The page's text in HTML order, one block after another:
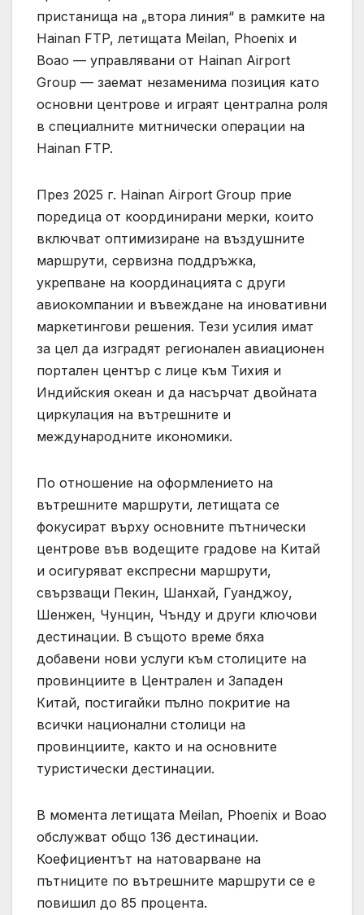
пристанища на „втора линия“ в рамките на
Hainan FTP, летищата Meilan, Phoenix и
Boao — управлявани от Hainan Airport
Group — заемат незаменима позиция като
основни центрове и играят централна роля
в специалните митнически операции на
Hainan FTP.
През 2025 г. Hainan Airport Group прие
поредица от координирани мерки, които
включват оптимизиране на въздушните
маршрути, сервизна поддръжка,
укрепване на координацията с други
авиокомпании и въвеждане на иновативни
маркетингови решения. Тези усилия имат
за цел да изградят регионален авиационен
портален център с лице към Тихия и
Индийския океан и да насърчат двойната
циркулация на вътрешните и
международните икономики.
По отношение на оформлението на
вътрешните маршрути, летищата се
фокусират върху основните пътнически
центрове във водещите градове на Китай
и осигуряват експресни маршрути,
свързващи Пекин, Шанхай, Гуанджоу,
Шенжен, Чунцин, Чънду и други ключови
дестинации. В същото време бяха
добавени нови услуги към столиците на
провинциите в Централен и Западен
Китай, постигайки пълно покритие на
всички национални столици на
провинциите, както и на основните
туристически дестинации.
В момента летищата Meilan, Phoenix и Boao
обслужват общо 136 дестинации.
Коефициентът на натоварване на
пътниците по вътрешните маршрути се е
повишил до 85 процента.